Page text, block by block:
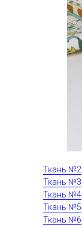
Ткань №2
Ткань №3
Ткань №4
Ткань №5
Ткань №6